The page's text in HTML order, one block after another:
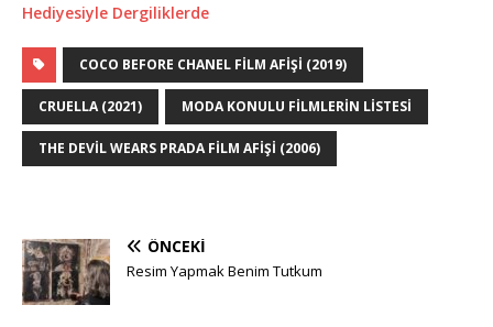
Hediyesiyle Dergiliklerde
COCO BEFORE CHANEL FILM AFIŞI (2019)
CRUELLA (2021) MODA KONULU FILMLERIN LISTESI
THE DEVIL WEARS PRADA FILM AFIŞI (2006)
ÖNCEKI
Resim Yapmak Benim Tutkum